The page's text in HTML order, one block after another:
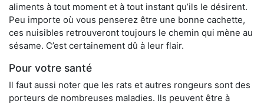
aliments à tout moment et à tout instant qu’ils le désirent.
Peu importe où vous penserez être une bonne cachette,
ces nuisibles retrouveront toujours le chemin qui mène au
sésame. C’est certainement dû à leur flair.
Pour votre santé
Il faut aussi noter que les rats et autres rongeurs sont des
porteurs de nombreuses maladies. Ils peuvent être à